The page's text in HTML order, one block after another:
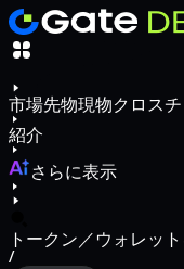
市場先物現物クロス
紹介
さらに表示
トークン／ウォレッ
/